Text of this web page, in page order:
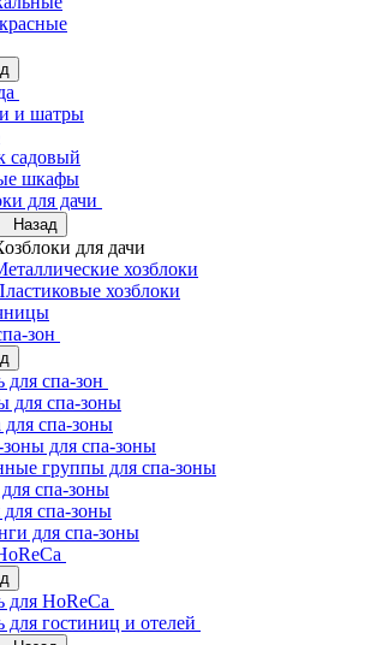
и шатры
садовый
шкафы
для дачи
Назад
для дачи
хозблоки
хозблоки
зон
для спа-зон
для спа-зоны
для спа-зоны
для спа-зоны
группы для спа-зоны
спа-зоны
для спа-зоны
для спа-зоны
для HoReCa
для гостиниц и отелей